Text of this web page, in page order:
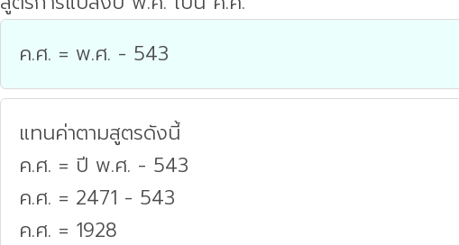
ค.ศ. = พ.ศ. - 543
แทนค่าตามสูตรดังนี้
ค.ศ. = ปี พ.ศ. - 543
ค.ศ. = 2471 - 543
ค.ศ. = 1928